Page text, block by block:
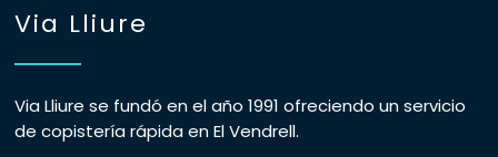
Via Lliure
Via Lliure se fundó en el año 1991 ofreciendo un servicio
de copistería rápida en El Vendrell.